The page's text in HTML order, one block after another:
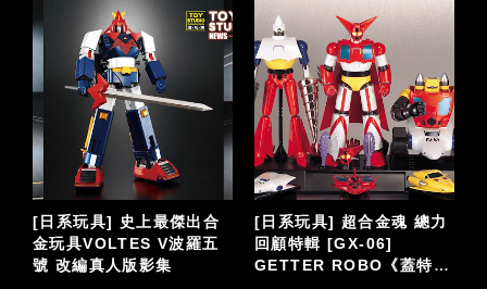
[日系玩具] 史上最傑出合
金玩具VOLTES V波羅五
號 改編真人版影集
[日系玩具] 超合金魂 總力
回顧特輯 [GX-06]
GETTER ROBO《蓋特機